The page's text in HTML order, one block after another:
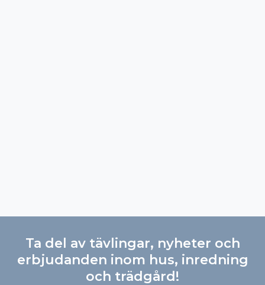
Ta del av tävlingar, nyheter och
erbjudanden inom hus, inredning
och trädgård!